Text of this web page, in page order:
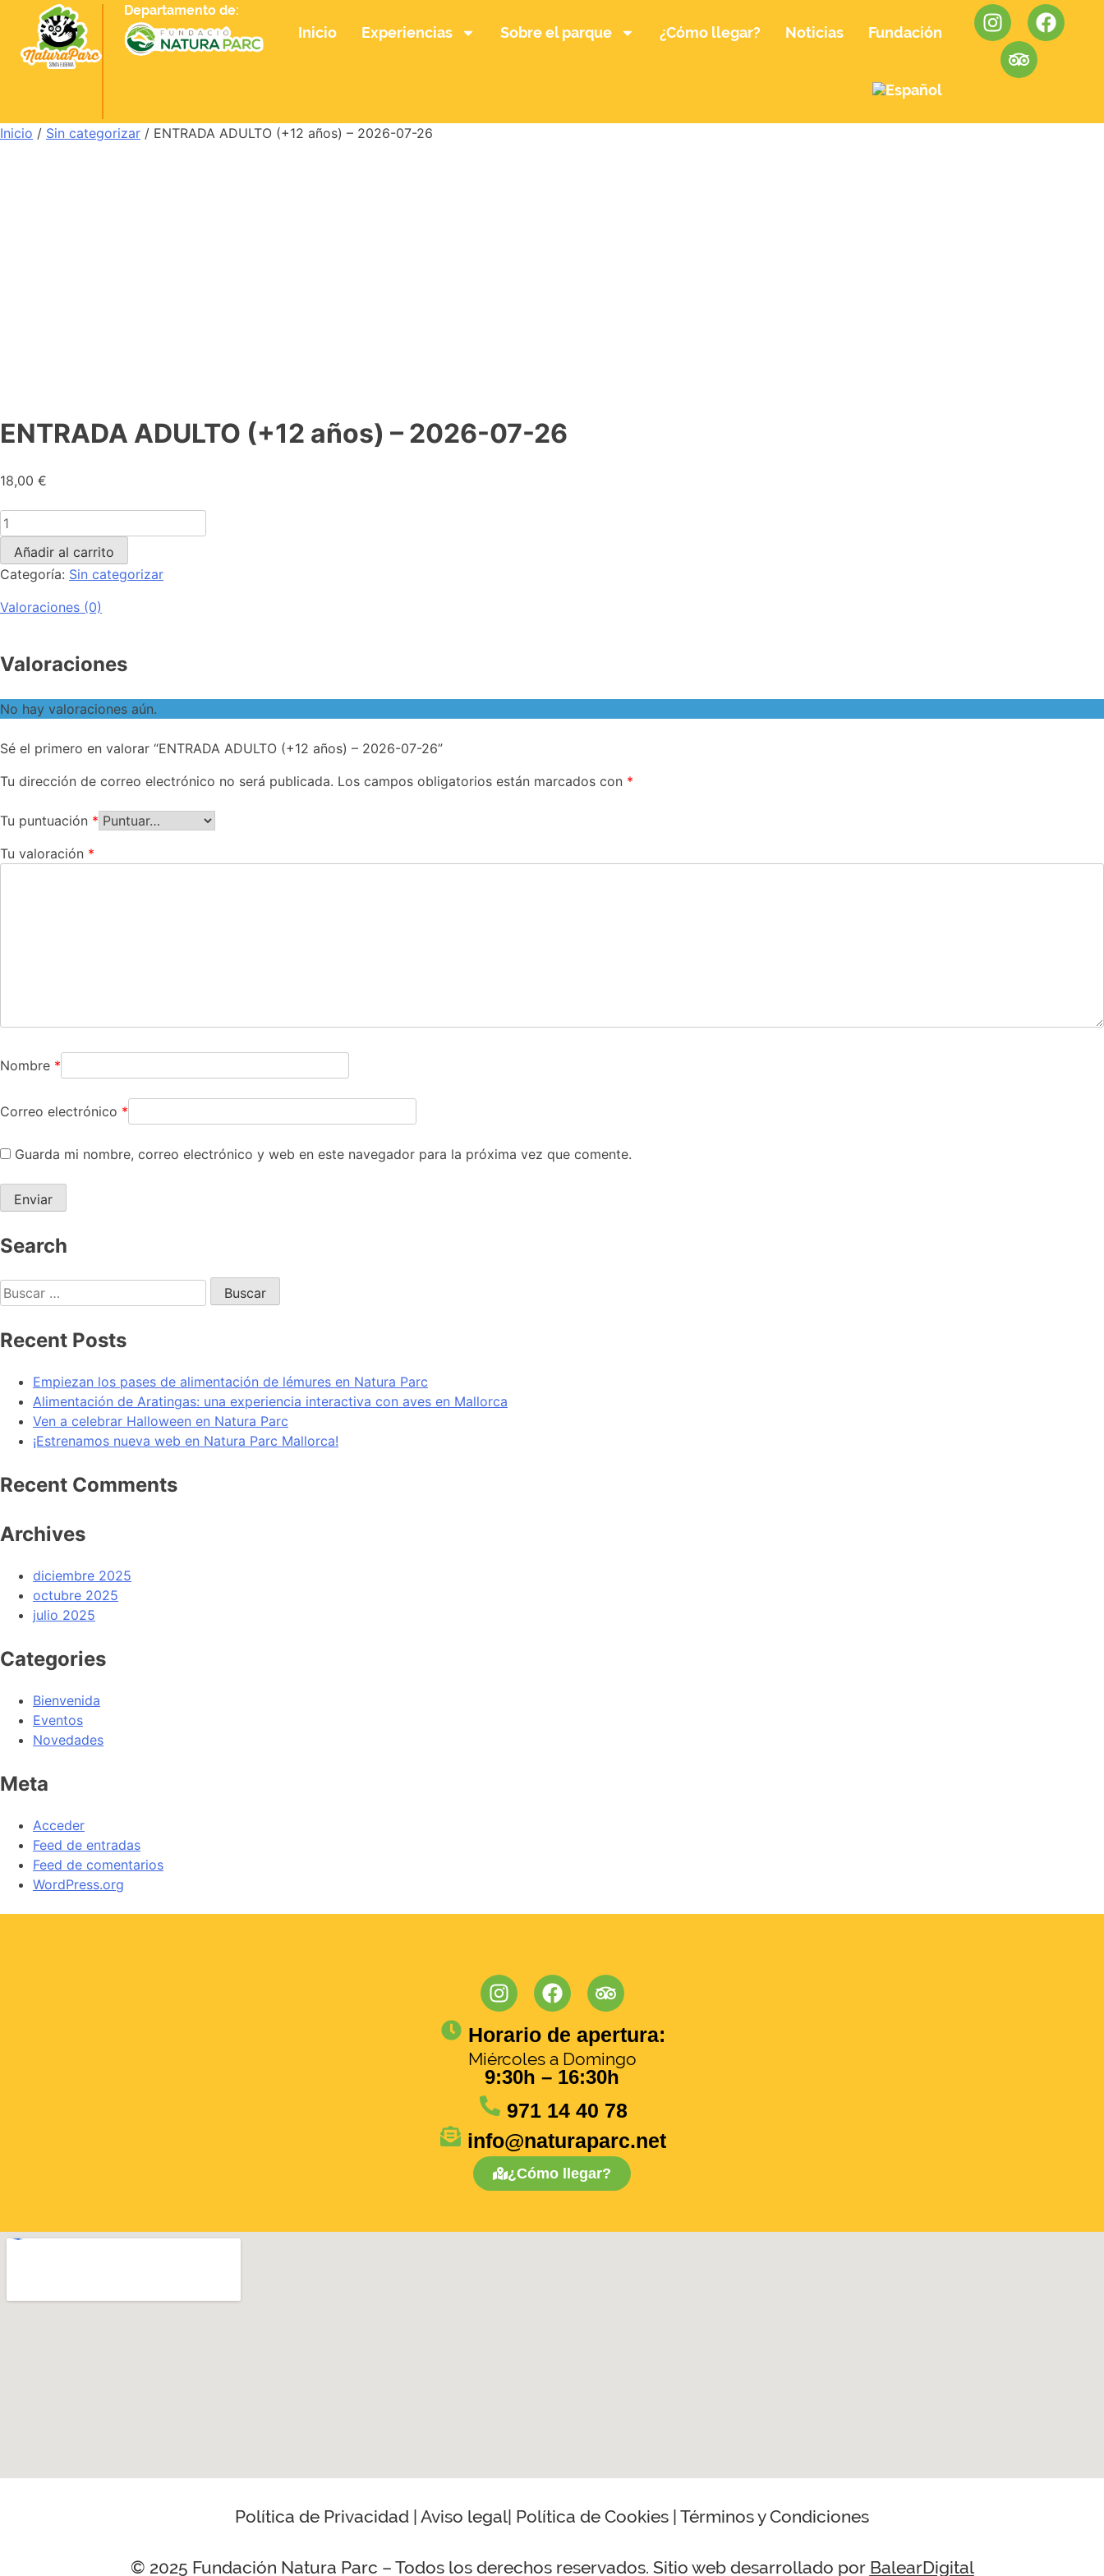
Departamento de:
Inicio Experiencias Sobre el parque ¿Cómo llegar? Noticias Fundación
Inicio / Sin categorizar / ENTRADA ADULTO (+12 años) – 2026-07-26
ENTRADA ADULTO (+12 años) – 2026-07-26
18,00 €
Añadir al carrito
Categoría: Sin categorizar
Valoraciones (0)
Valoraciones
No hay valoraciones aún.
Sé el primero en valorar “ENTRADA ADULTO (+12 años) – 2026-07-26”
Tu dirección de correo electrónico no será publicada. Los campos obligatorios están marcados con *
Tu puntuación *
Tu valoración *
Nombre *
Correo electrónico *
Guarda mi nombre, correo electrónico y web en este navegador para la próxima vez que comente.
Search
Recent Posts
Empiezan los pases de alimentación de lémures en Natura Parc
Alimentación de Aratingas: una experiencia interactiva con aves en Mallorca
Ven a celebrar Halloween en Natura Parc
¡Estrenamos nueva web en Natura Parc Mallorca!
Recent Comments
Archives
diciembre 2025
octubre 2025
julio 2025
Categories
Bienvenida
Eventos
Novedades
Meta
Acceder
Feed de entradas
Feed de comentarios
WordPress.org
Horario de apertura:
Miércoles a Domingo
9:30h – 16:30h
971 14 40 78
info@naturaparc.net
¿Cómo llegar?
Política de Privacidad | Aviso legal| Política de Cookies | Términos y Condiciones
© 2025 Fundación Natura Parc – Todos los derechos reservados. Sitio web desarrollado por BalearDigital